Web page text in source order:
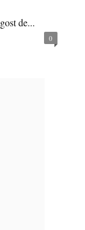
de...
0